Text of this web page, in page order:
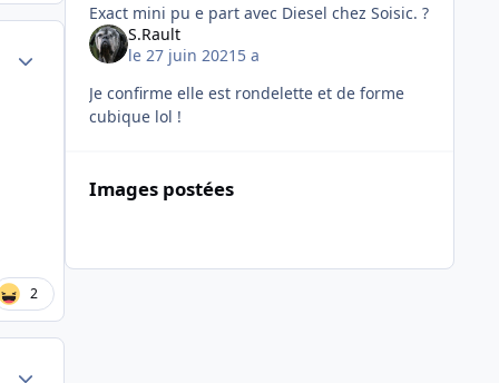
Author stats
2
Exact mini pu e part avec Diesel chez Soisic. ?
S.Rault
le 27 juin 2021 5 a
Je confirme elle est rondelette et de forme
cubique lol !
Images postées